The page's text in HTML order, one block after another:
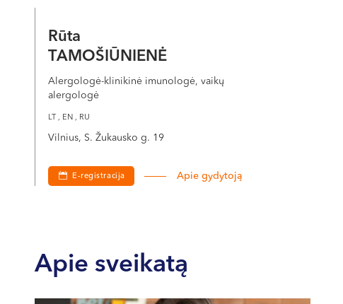
Rūta
TAMOŠIŪNIENĖ
Alergologė-klinikinė imunologė, vaikų
alergologė
LT , EN , RU
Vilnius, S. Žukausko g. 19
E-registracija Apie gydytoją
Apie sveikatą